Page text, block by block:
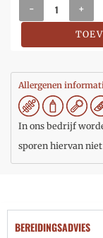
- +
Allergenen
In ons bedrijf
sporen hiervan
BEREIDINGSADVIES